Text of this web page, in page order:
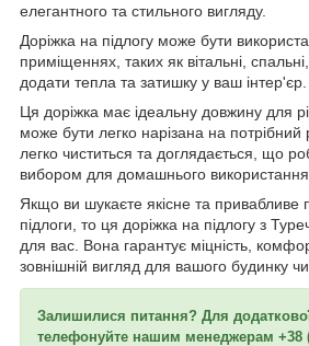
елегантного та стильного вигляду.
Доріжка на підлогу може бути
приміщеннях, таких як вітальні,
додати тепла та затишку у ваш інтер'єр.
Ця доріжка має ідеальну довжину для
може бути легко нарізана на
легко чиститься та доглядається, що
вибором для домашнього використання.
Якщо ви шукаєте якісне та привабливе
підлоги, то ця доріжка на підлогу з
для вас. Вона гарантує міцність,
зовнішній вигляд для вашого будинку
Залишилися питання? Для додаткової
телефонуйте нашим менеджерам +38